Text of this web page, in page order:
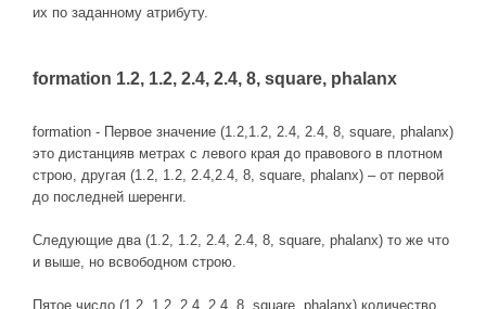
их по заданному атрибуту.
formation 1.2, 1.2, 2.4, 2.4, 8, square, phalanx
formation - Первое значение (1.2,1.2, 2.4, 2.4, 8, square, phalanx)
это дистанцияв метрах с левого края до правового в плотном
строю, другая (1.2, 1.2, 2.4,2.4, 8, square, phalanx) – от первой
до последней шеренги.
Следующие два (1.2, 1.2, 2.4, 2.4, 8, square, phalanx) то же что
и выше, но всвободном строю.
Пятое число (1.2, 1.2, 2.4, 2.4, 8, square, phalanx) количество